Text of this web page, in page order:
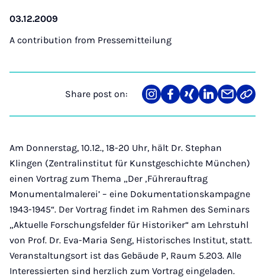
03.12.2009
A contribution from Pressemitteilung
Share post on:
Share
on
Teilen
auf
Teilen
auf
Teilen
auf
Teilen
über
Link
Am Donnerstag, 10.12., 18-20 Uhr, hält Dr. Stephan
Klingen (Zentralinstitut für Kunstgeschichte München)
einen Vortrag zum Thema „Der ‚Führerauftrag
Monumentalmalerei’ – eine Dokumentationskampagne
1943-1945“. Der Vortrag findet im Rahmen des Seminars
„Aktuelle Forschungsfelder für Historiker“ am Lehrstuhl
von Prof. Dr. Eva-Maria Seng, Historisches Institut, statt.
Veranstaltungsort ist das Gebäude P, Raum 5.203. Alle
Interessierten sind herzlich zum Vortrag eingeladen.